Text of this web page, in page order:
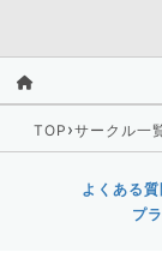
TOP ›サークル一
よくある質
プ